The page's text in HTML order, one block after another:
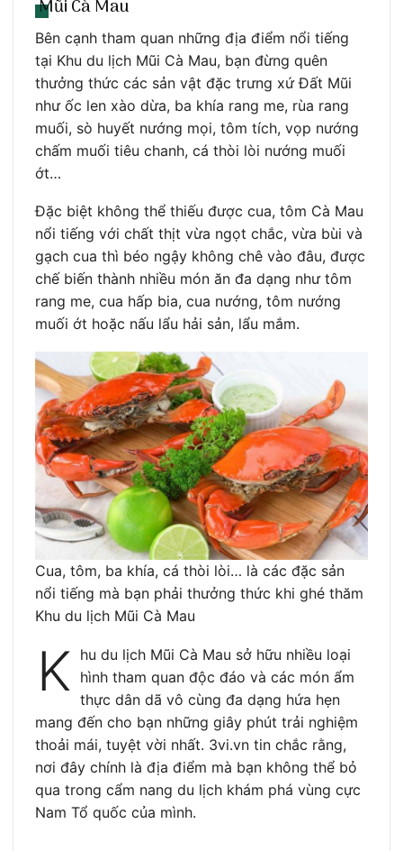
Mũi Cà Mau
Bên cạnh tham quan những địa điểm nổi tiếng
tại Khu du lịch Mũi Cà Mau, bạn đừng quên
thưởng thức các sản vật đặc trưng xứ Đất Mũi
như ốc len xào dừa, ba khía rang me, rùa rang
muối, sò huyết nướng mọi, tôm tích, vọp nướng
chấm muối tiêu chanh, cá thòi lòi nướng muối
ớt…
Đặc biệt không thể thiếu được cua, tôm Cà Mau
nổi tiếng với chất thịt vừa ngọt chắc, vừa bùi và
gạch cua thì béo ngậy không chê vào đâu, được
chế biến thành nhiều món ăn đa dạng như tôm
rang me, cua hấp bia, cua nướng, tôm nướng
muối ớt hoặc nấu lẩu hải sản, lẩu mắm.
Cua, tôm, ba khía, cá thòi lòi… là các đặc sản
nổi tiếng mà bạn phải thưởng thức khi ghé thăm
Khu du lịch Mũi Cà Mau
K hu du lịch Mũi Cà Mau sở hữu nhiều loại
hình tham quan độc đáo và các món ẩm
thực dân dã vô cùng đa dạng hứa hẹn
mang đến cho bạn những giây phút trải nghiệm
thoải mái, tuyệt vời nhất. 3vi.vn tin chắc rằng,
nơi đây chính là địa điểm mà bạn không thể bỏ
qua trong cẩm nang du lịch khám phá vùng cực
Nam Tổ quốc của mình.